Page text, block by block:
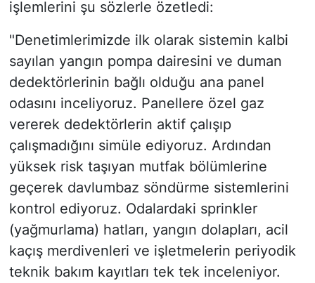
işlemlerini şu sözlerle özetledi:
"Denetimlerimizde ilk olarak sistemin kalbi
sayılan yangın pompa dairesini ve duman
dedektörlerinin bağlı olduğu ana panel
odasını inceliyoruz. Panellere özel gaz
vererek dedektörlerin aktif çalışıp
çalışmadığını simüle ediyoruz. Ardından
yüksek risk taşıyan mutfak bölümlerine
geçerek davlumbaz söndürme sistemlerini
kontrol ediyoruz. Odalardaki sprinkler
(yağmurlama) hatları, yangın dolapları, acil
kaçış merdivenleri ve işletmelerin periyodik
teknik bakım kayıtları tek tek inceleniyor.